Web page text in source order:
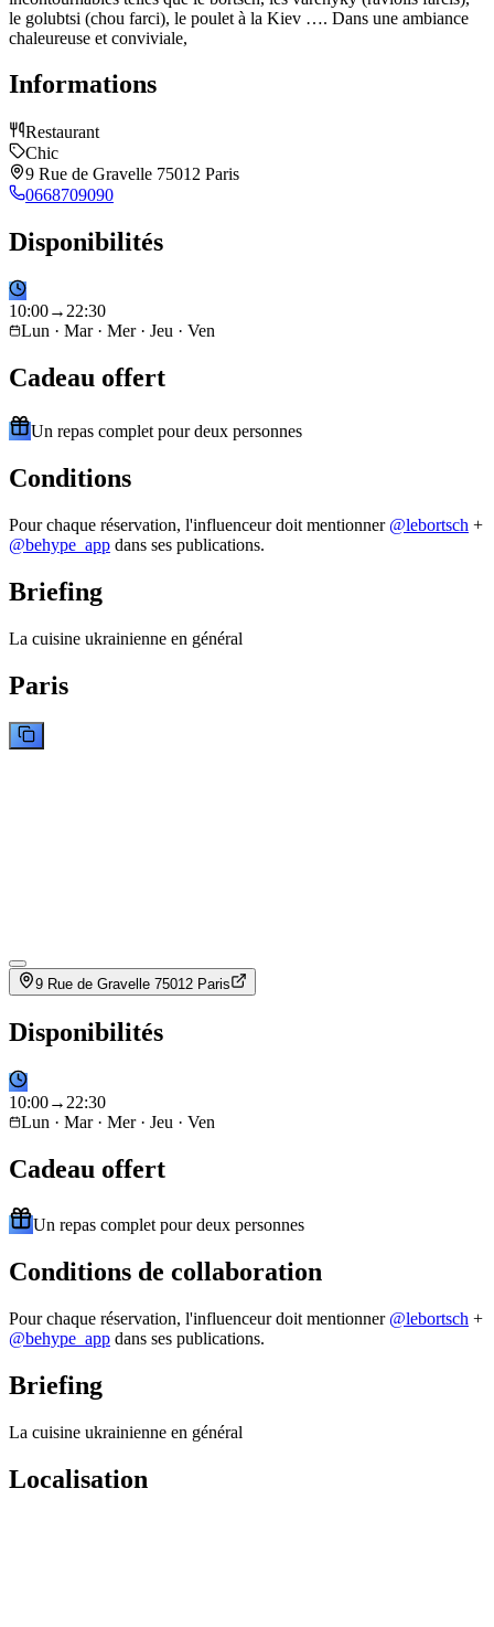
le golubtsi (chou farci), le poulet à la Kiev …. Dans une ambiance
chaleureuse et conviviale,
Informations
Restaurant
Chic
9 Rue de Gravelle 75012 Paris
0668709090
Disponibilités
10:00→ 22:30
Lun · Mar · Mer · Jeu · Ven
Cadeau offert
Un repas complet pour deux personnes
Conditions
Pour chaque réservation, l'influenceur doit mentionner @lebortsch +
@behype_app dans ses publications.
Briefing
La cuisine ukrainienne en général
Paris
9 Rue de Gravelle 75012 Paris
Disponibilités
10:00→ 22:30
Lun · Mar · Mer · Jeu · Ven
Cadeau offert
Un repas complet pour deux personnes
Conditions de collaboration
Pour chaque réservation, l'influenceur doit mentionner @lebortsch +
@behype_app dans ses publications.
Briefing
La cuisine ukrainienne en général
Localisation